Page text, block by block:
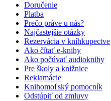
Doručenie
Platba
Prečo práve u nás?
Najčastejšie otázky
Rezervácia v kníhkupectve
Ako čítať e-knihy
Ako počúvať audioknihy
Pre školy a knižnice
Reklamácie
Knihomoľský pomocník
Odstúpiť od zmluvy